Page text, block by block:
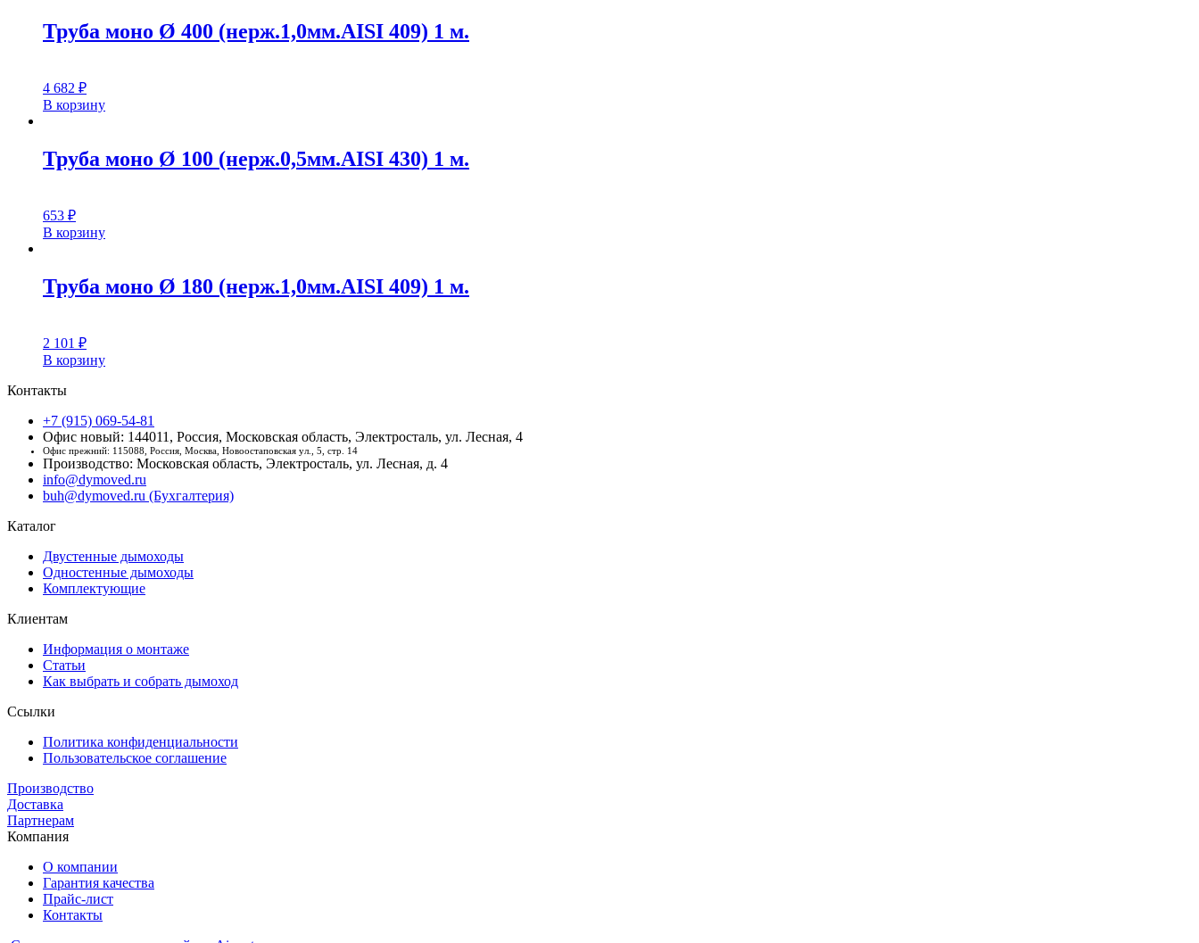
Труба моно Ø 400 (нерж.1,0мм.AISI 409) 1 м.
4 682 ₽
В корзину
Труба моно Ø 100 (нерж.0,5мм.AISI 430) 1 м.
653 ₽
В корзину
Труба моно Ø 180 (нерж.1,0мм.AISI 409) 1 м.
2 101 ₽
В корзину
Контакты
+7 (915) 069-54-81
Офис новый: 144011, Россия, Московская область, Электросталь, ул. Лесная, 4
Офис прежний: 115088, Россия, Москва, Новоостаповская ул., 5, стр. 14
Производство: Московская область, Электросталь, ул. Лесная, д. 4
info@dymoved.ru
buh@dymoved.ru (Бухгалтерия)
Каталог
Двустенные дымоходы
Одностенные дымоходы
Комплектующие
Клиентам
Информация о монтаже
Статьи
Как выбрать и собрать дымоход
Ссылки
Политика конфиденциальности
Пользовательское соглашение
Производство
Доставка
Партнерам
Компания
О компании
Гарантия качества
Прайс-лист
Контакты